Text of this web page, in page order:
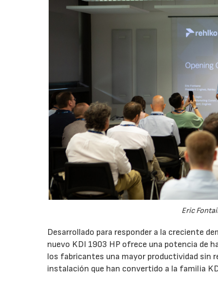
Eric
Desarrollado para responder a la creciente
nuevo KDI 1903 HP ofrece una potencia de
los fabricantes una mayor productividad sin
instalación que han convertido a la familia